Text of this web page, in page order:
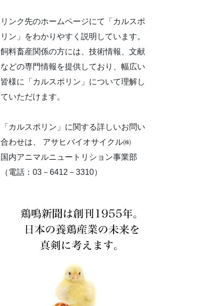
リンク先のホームページにて「カルスポ
リン」をわかりやすく説明しています。
飼料畜産関係の方には、技術情報、文献
などの専門情報を提供しており、幅広い
皆様に「カルスポリン」について理解し
ていただけます。
「カルスポリン」に関する詳しいお問い
合わせは、 アサヒバイオサイクル㈱
国内アニマルニュートリション事業部
（電話：03－6412－3310）